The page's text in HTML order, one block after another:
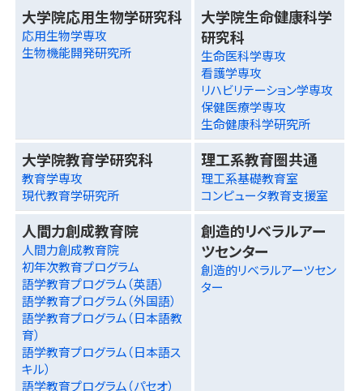
大学院応用生物学研究科
応用生物学専攻
生物機能開発研究所
大学院生命健康科学
研究科
生命医科学専攻
看護学専攻
リハビリテーション学専攻
保健医療学専攻
生命健康科学研究所
大学院教育学研究科
教育学専攻
現代教育学研究所
理工系教育圏共通
理工系基礎教育室
コンピュータ教育支援室
人間力創成教育院
人間力創成教育院
初年次教育プログラム
語学教育プログラム（英語）
語学教育プログラム（外国語）
語学教育プログラム（日本語教
育）
語学教育プログラム（日本語ス
キル）
語学教育プログラム（パセオ）
創造的リベラルアー
ツセンター
創造的リベラルアーツセン
ター